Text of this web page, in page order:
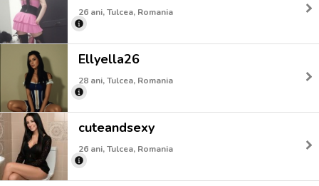
26 ani, Tulcea, Romania
Ellyella26
28 ani, Tulcea, Romania
cuteandsexy
26 ani, Tulcea, Romania